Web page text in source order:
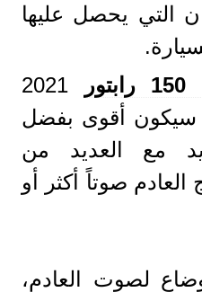
450 حصان التي يحصل عليها
2021
قوتها من محرك V6 سيكون أقوى بفضل
مع العديد من
العادم صوتاً أكثر أو
لصوت العادم،